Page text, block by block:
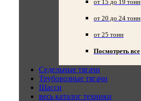
от 15 до 19 тонн
от 20 до 24 тонн
от 25 тонн
Посмотреть все
Седельные тягачи
Трубовозные тягачи
Шасси
весь каталог техники